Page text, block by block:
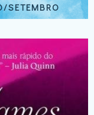
SETEMBRO